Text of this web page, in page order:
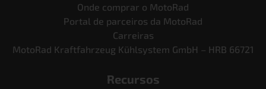
Onde comprar o MotoRad
Portal de parceiros da MotoRad
Carreiras
MotoRad Kraftfahrzeug Kühlsystem GmbH – HRB 66721
Recursos